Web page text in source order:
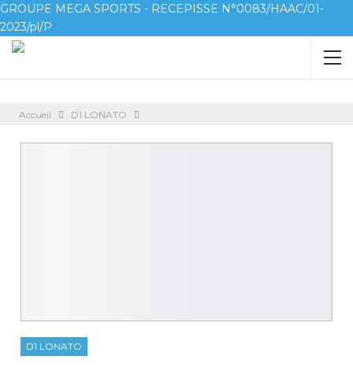
GROUPE MEGA SPORTS - RECEPISSE N°0083/HAAC/01-
2023/pl/P
Accueil D1 LONATO
D1 LONATO